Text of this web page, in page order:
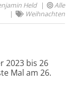
Held
Alle
Weihnachten
2023 bis 26
Mal am 26.